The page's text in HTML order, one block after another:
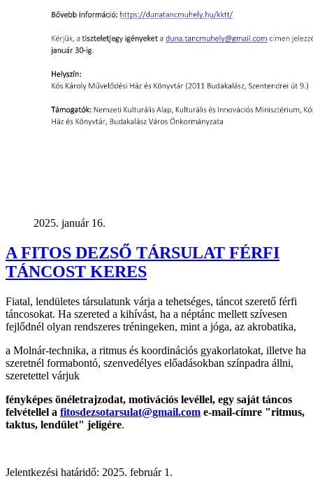
2025. január 16.
A FITOS DEZSŐ TÁRSULAT FÉRFI
TÁNCOST KERES
Fiatal, lendületes társulatunk várja a tehetséges, táncot szerető férfi
táncosokat. Ha szereted a kihívást, ha a néptánc mellett szívesen
fejlődnél olyan rendszeres tréningeken, mint a jóga, az akrobatika,
a Molnár-technika, a ritmus és koordinációs gyakorlatokat, illetve ha
szeretnél formabontó, szenvedélyes előadásokban színpadra állni,
szeretettel várjuk
fényképes önéletrajzodat, motivációs levéllel, egy saját táncos
felvétellel a fitosdezsotarsulat@gmail.com e-mail-címre "ritmus,
taktus, lendület" jeligére.
Jelentkezési határidő: 2025. február 1.